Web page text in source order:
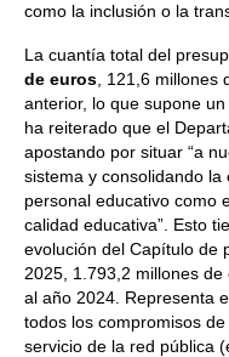
como la inclusión o la
La cuantía total del
de euros , 121,6
anterior, lo que supone
ha reiterado que el
apostando por situar “a
sistema y consolidando
personal educativo como
calidad educativa”. Esto
evolución del Capítulo de
2025, 1.793,2 millones
al año 2024. Representa
todos los compromisos
servicio de la red pública